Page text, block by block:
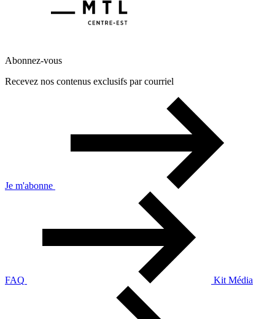
Abonnez-vous
Recevez nos contenus exclusifs par courriel
Je m'abonne
FAQ Kit Média